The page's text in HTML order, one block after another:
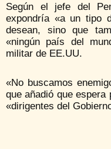
Según el jefe del
expondría «a un tipo
desean, sino que
«ningún país del
militar de EE.UU.
«No buscamos
que añadió que
«dirigentes del